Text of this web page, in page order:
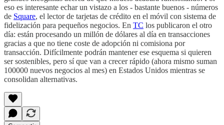
eso es interesante echar un vistazo a los - bastante buenos - números
de Square, el lector de tarjetas de crédito en el móvil con sistema de
fidelización para pequeños negocios. En TC los publicaron el otro
día: están procesando un millón de dólares al día en transacciones
gracias a que no tiene coste de adopción ni comisiona por
transacción. Difícilmente podrán mantener ese esquema si quieren
ser sostenibles, pero sí que van a crecer rápido (ahora mismo suman
100000 nuevos negocios al mes) en Estados Unidos mientras se
consolidan alternativas.